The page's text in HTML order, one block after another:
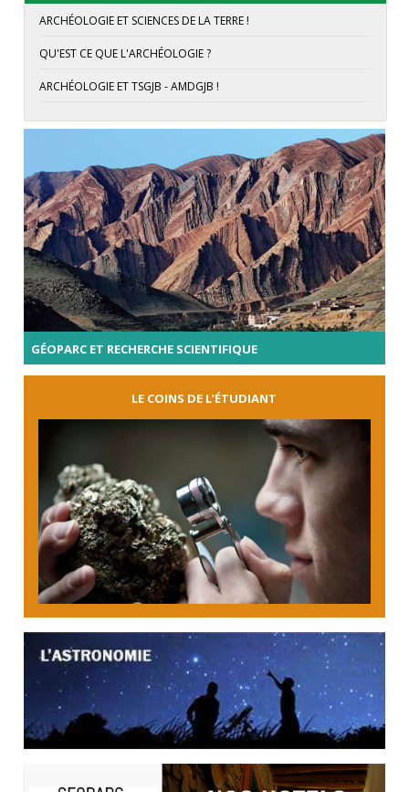
ARCHÉOLOGIE ET SCIENCES DE LA TERRE !
QU'EST CE QUE L'ARCHÉOLOGIE ?
ARCHÉOLOGIE ET TSGJB - AMDGJB !
GÉOPARC ET RECHERCHE SCIENTIFIQUE
LE COINS DE L’ÉTUDIANT